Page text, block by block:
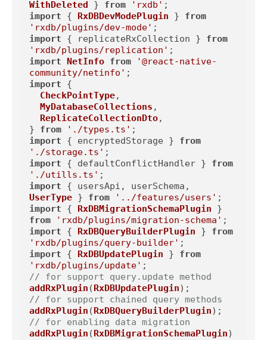
WithDeleted } from 'rxdb'
import { RxDBDevModePlugin } from
'rxdb/plugins/dev-mode'
import { replicateRxCollection } from
'rxdb/plugins/replication'
import NetInfo from
'@react-native-
community/netinfo'
import {
CheckPointType,
MyDatabaseCollections ,
ReplicateCollectionDto,
} from './types.ts'
import { encryptedStorage } from
'./storage.ts'
import { defaultConflictHandler } from
'./utills.ts'
import
UserType } from '../features/users'
import { RxDBMigrationSchemaPlugin
from
'rxdb/plugins/migration-schema'
import { RxDBQueryBuilderPlugin } from
'rxdb/plugins/query-builder'
import { RxDBUpdatePlugin } from
'rxdb/plugins/update'
// for support query.update method
addRxPlugin (RxDBUpdatePlugin
// for support chained query methods
addRxPlugin (RxDBQueryBuilderPlugin
// for enabling data migration
addRxPlugin (RxDBMigrationSchemaPlugin)